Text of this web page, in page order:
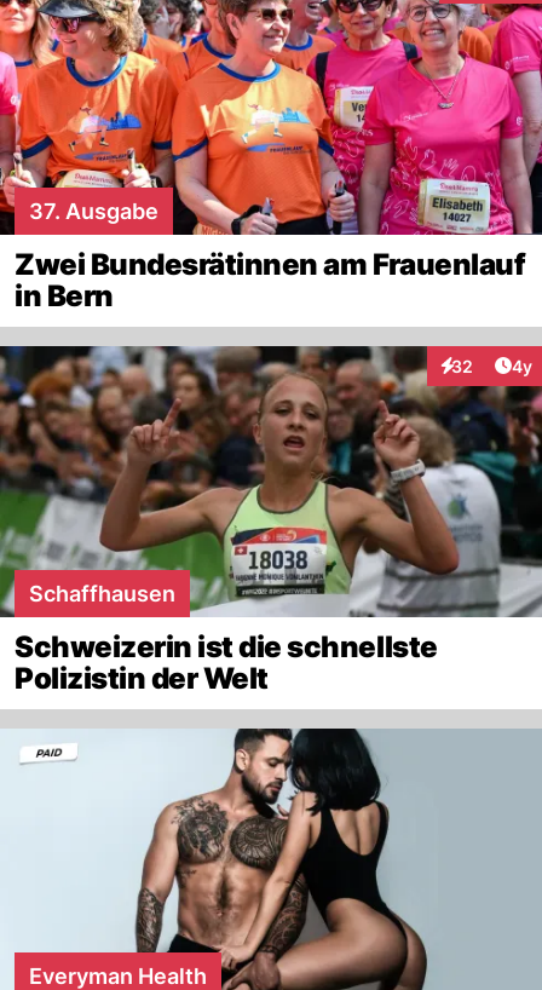
37. Ausgabe
Zwei Bundesrätinnen am Frauenlauf
in Bern
32
Interaktionen
4y
Schaffhausen
Schweizerin ist die schnellste
Polizistin der Welt
Everyman Health